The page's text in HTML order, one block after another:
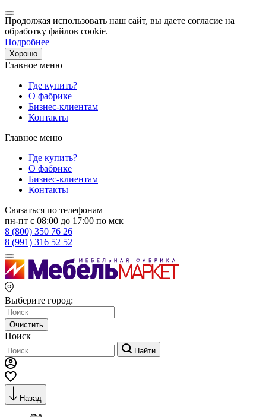
Продолжая использовать наш сайт, вы даете согласие на
обработку файлов cookie.
Подробнее
Хорошо
Главное меню
Где купить?
О фабрике
Бизнес-клиентам
Контакты
Главное меню
Где купить?
О фабрике
Бизнес-клиентам
Контакты
Связаться по телефонам
пн-пт с 08:00 до 17:00 по мск
8 (800) 350 76 26
8 (991) 316 52 52
Выберите город:
Очистить
Поиск
Найти
Назад